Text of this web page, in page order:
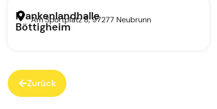
Frankenlandhalle
Böttigheim
Am Sportplatz 8, 97277 Neubrunn
Zurück